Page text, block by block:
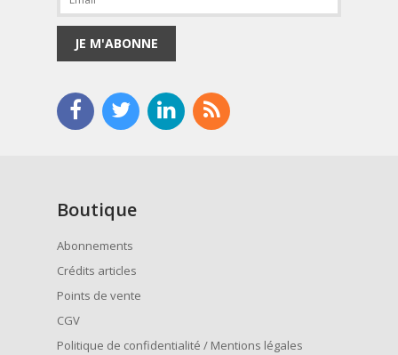
JE M'ABONNE
Boutique
Abonnements
Crédits articles
Points de vente
CGV
Politique de confidentialité / Mentions légales